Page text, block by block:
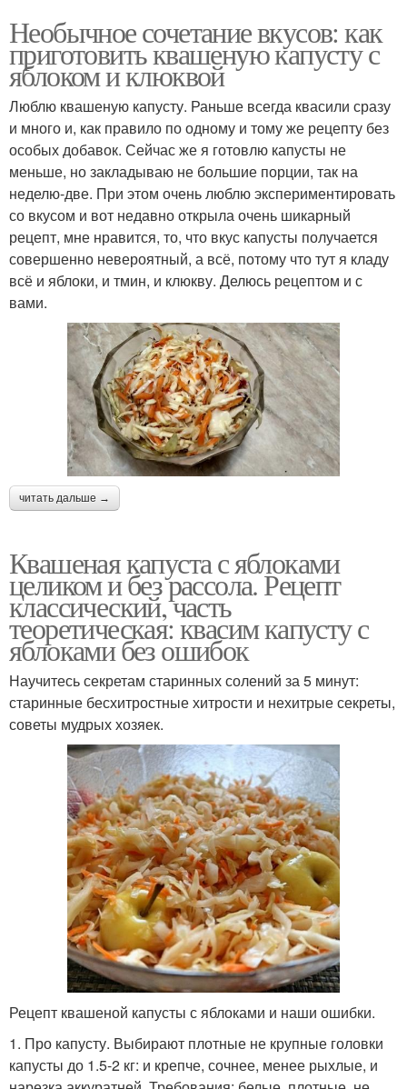
Необычное сочетание вкусов: как
приготовить квашеную капусту с
яблоком и клюквой
Люблю квашеную капусту. Раньше всегда квасили сразу
и много и, как правило по одному и тому же рецепту без
особых добавок. Сейчас же я готовлю капусты не
меньше, но закладываю не большие порции, так на
неделю-две. При этом очень люблю экспериментировать
со вкусом и вот недавно открыла очень шикарный
рецепт, мне нравится, то, что вкус капусты получается
совершенно невероятный, а всё, потому что тут я кладу
всё и яблоки, и тмин, и клюкву. Делюсь рецептом и с
вами.
читать дальше →
Квашеная капуста с яблоками
целиком и без рассола. Рецепт
классический, часть
теоретическая: квасим капусту с
яблоками без ошибок
Научитесь секретам старинных солений за 5 минут:
старинные бесхитростные хитрости и нехитрые секреты,
советы мудрых хозяек.
Рецепт квашеной капусты с яблоками и наши ошибки.
1. Про капусту. Выбирают плотные не крупные головки
капусты до 1.5-2 кг: и крепче, сочнее, менее рыхлые, и